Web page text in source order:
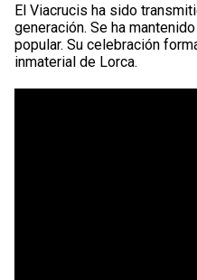
El Viacrucis ha sido
generación. Se ha
popular. Su celebración
inmaterial de Lorca.